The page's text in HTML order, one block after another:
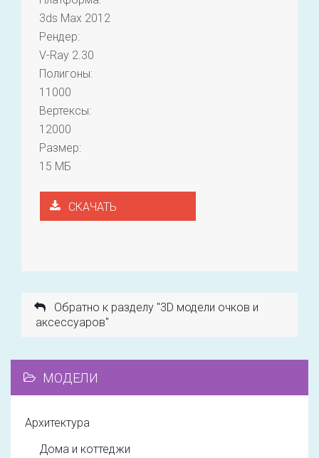
3ds Max 2012
Рендер:
V-Ray 2.30
Полигоны:
11000
Вертексы:
12000
Размер:
15 МБ
СКАЧАТЬ
Обратно к разделу "3D модели очков и
аксессуаров"
МОДЕЛИ
Архитектура
Дома и коттеджи